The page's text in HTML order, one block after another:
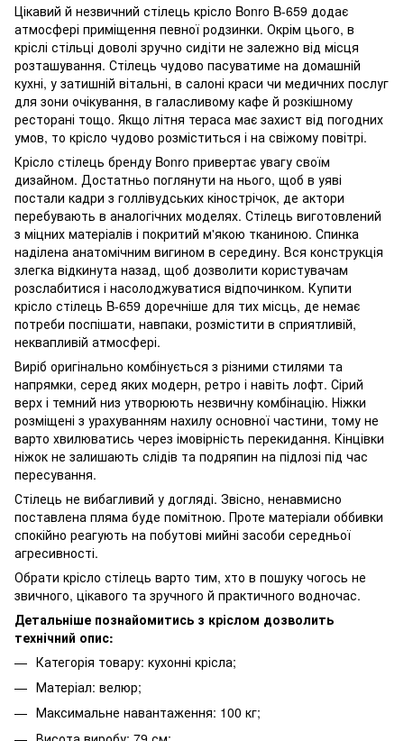
Цікавий й незвичний стілець крісло Bonro B-659 додає
атмосфері приміщення певної родзинки. Окрім цього, в
кріслі стільці доволі зручно сидіти не залежно від місця
розташування. Стілець чудово пасуватиме на домашній
кухні, у затишній вітальні, в салоні краси чи медичних послуг
для зони очікування, в галасливому кафе й розкішному
ресторані тощо. Якщо літня тераса має захист від погодних
умов, то крісло чудово розміститься і на свіжому повітрі.
Крісло стілець бренду Bonro привертає увагу своїм
дизайном. Достатньо поглянути на нього, щоб в уяві
постали кадри з голлівудських кінострічок, де актори
перебувають в аналогічних моделях. Стілець виготовлений
з міцних матеріалів і покритий м'якою тканиною. Спинка
наділена анатомічним вигином в середину. Вся конструкція
злегка відкинута назад, щоб дозволити користувачам
розслабитися і насолоджуватися відпочинком. Купити
крісло стілець B-659 доречніше для тих місць, де немає
потреби поспішати, навпаки, розмістити в сприятливій,
неквапливій атмосфері.
Виріб оригінально комбінується з різними стилями та
напрямки, серед яких модерн, ретро і навіть лофт. Сірий
верх і темний низ утворюють незвичну комбінацію. Ніжки
розміщені з урахуванням нахилу основної частини, тому не
варто хвилюватись через імовірність перекидання. Кінцівки
ніжок не залишають слідів та подряпин на підлозі під час
пересування.
Стілець не вибагливий у догляді. Звісно, ненавмисно
поставлена пляма буде помітною. Проте матеріали оббивки
спокійно реагують на побутові мийні засоби середньої
агресивності.
Обрати крісло стілець варто тим, хто в пошуку чогось не
звичного, цікавого та зручного й практичного водночас.
Детальніше познайомитись з кріслом дозволить
технічний опис:
Категорія товару: кухонні крісла;
Матеріал: велюр;
Максимальне навантаження: 100 кг;